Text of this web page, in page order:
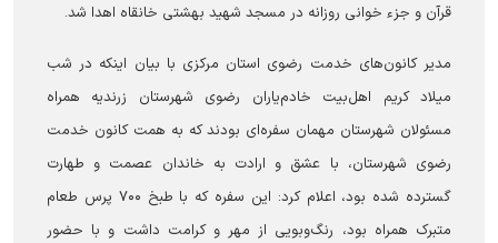
قرآن و جزء خوانی روزانه در مسجد شهید بهشتی خانقاه اهدا شد.
مدیر کانون‌های خدمت رضوی استان مرکزی با بیان اینکه در شب
میلاد کریم اهل‌بیت خادم‌یاران رضوی شهرستان زرندیه همراه
مسئولان شهرستان مهمان سفره‌ای بودند که به همت کانون خدمت
رضوی شهرستان، با عشق و ارادت به خاندان عصمت و طهارت
گسترده شده بود، اعلام کرد: این سفره که با طبخ ۷۰۰ پرس طعام
متبرک همراه بود، رنگ‌وبویی از مهر و کرامت داشت و با حضور